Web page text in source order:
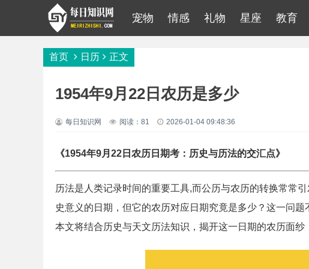
宠物 情感 礼物 星座 教育
首页 日历 正文
1954年9月22日农历是多少
每日知识网 阅读：81 2026-01-04 09:48:36
《1954年9月22日农历日期考：历史与历法的交汇点》
历法是人类记录时间的重要工具,而公历与农历的转换常常
史意义的日期，但它的农历对应日期究竟是多少？这一问
本文将结合历史与天文历法知识，揭开这一日期的农历面纱